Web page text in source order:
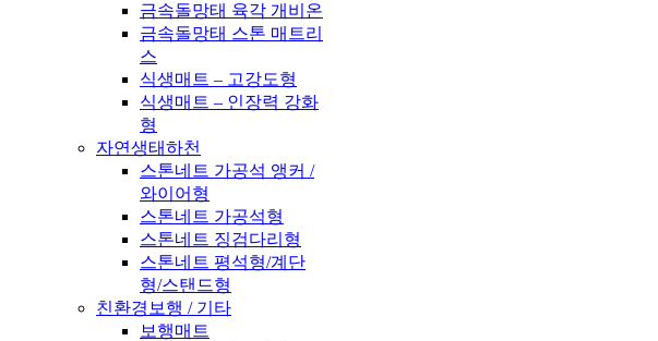
금속돌망태 육각 개비온
금속돌망태 스톤 매트리
스
식생매트 – 고강도형
식생매트 – 인장력 강화
형
자연생태하천
스톤네트 가공석 앵커 /
와이어형
스톤네트 가공석형
스톤네트 징검다리형
스톤네트 평석형/계단
형/스탠드형
친환경보행 / 기타
보행매트